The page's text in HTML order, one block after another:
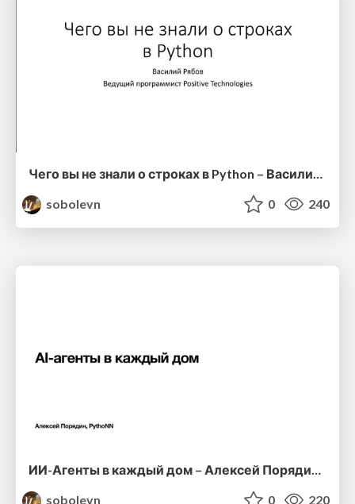
Чего вы не знали о строках в Python – Василий Рябов, PythoNN
sobolevn
0 240
sobolevn
0 220